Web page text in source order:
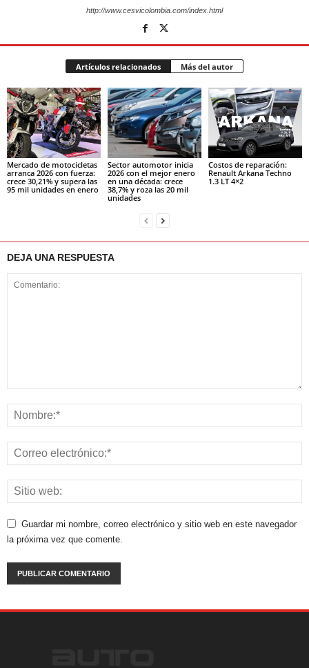
http://www.cesvicolombia.com/index.html
Artículos relacionados Más del autor
Mercado de motocicletas
arranca 2026 con fuerza:
crece 30,21% y supera las
95 mil unidades en enero
Sector automotor inicia
2026 con el mejor enero
en una década: crece
38,7% y roza las 20 mil
unidades
Costos de reparación:
Renault Arkana Techno
1.3 LT 4×2
DEJA UNA RESPUESTA
Guardar mi nombre, correo electrónico y sitio web en este navegador
la próxima vez que comente.